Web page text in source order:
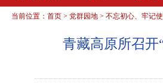
当前位置： 首页 > 党群园地 > 不忘初心、牢记
青藏高原所召